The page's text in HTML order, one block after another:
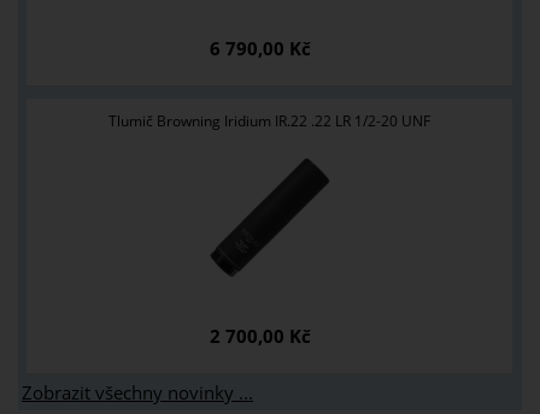
6 790,00 Kč
Tlumič Browning Iridium IR.22 .22 LR 1/2-20 UNF
2 700,00 Kč
Zobrazit všechny novinky ...